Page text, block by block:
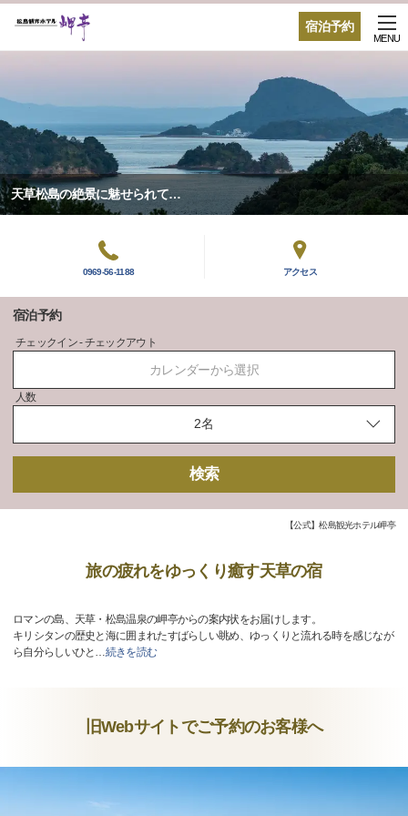
宿泊予約
MENU
天草松島の絶景に魅せられて…
0969-56-1188 アクセス
宿泊予約
チェックイン - チェックアウト
カレンダーから選択
人数
検索
【公式】松島観光ホテル岬亭
旅の疲れをゆっくり癒す天草の宿
ロマンの島、天草・松島温泉の岬亭からの案内状をお届けします。
キリシタンの歴史と海に囲まれたすばらしい眺め、ゆっくりと流れる時を感じなが
ら自分らしいひと …続きを読む
旧Webサイトでご予約のお客様へ